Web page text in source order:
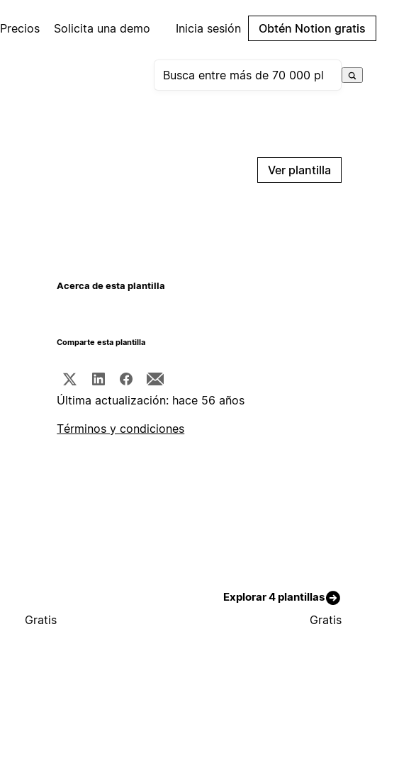
Precios Solicita una demo Inicia sesión Obtén Notion gratis
Ver plantilla
Acerca de esta plantilla
Comparte esta plantilla
Última actualización: hace 56 años
Términos y condiciones
Explorar 4 plantillas
Gratis Gratis